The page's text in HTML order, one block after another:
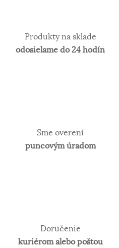
Produkty na sklade
odosielame do 24 hodín
Sme overení
puncovým úradom
Doručenie
kuriérom alebo poštou